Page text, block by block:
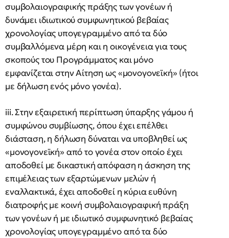
συμβολαιογραφικής πράξης των γονέων ή
δυνάμει ιδιωτικού συμφωνητικού βεβαίας
χρονολογίας υπογεγραμμένο από τα δύο
συμβαλλόμενα μέρη και η οικογένεια για τους
σκοπούς του Προγράμματος και μόνο
εμφανίζεται στην Αίτηση ως «μονογονεϊκή» (ήτοι
με δήλωση ενός μόνο γονέα).
iii. Στην εξαιρετική περίπτωση ύπαρξης γάμου ή
συμφώνου συμβίωσης, όπου έχει επέλθει
διάσταση, η δήλωση δύναται να υποβληθεί ως
«μονογονεϊκή» από το γονέα στον οποίο έχει
αποδοθεί με δικαστική απόφαση η άσκηση της
επιμέλειας των εξαρτώμενων μελών ή
εναλλακτικά, έχει αποδοθεί η κύρια ευθύνη
διατροφής με κοινή συμβολαιογραφική πράξη
των γονέων ή με ιδιωτικό συμφωνητικό βεβαίας
χρονολογίας υπογεγραμμένο από τα δύο